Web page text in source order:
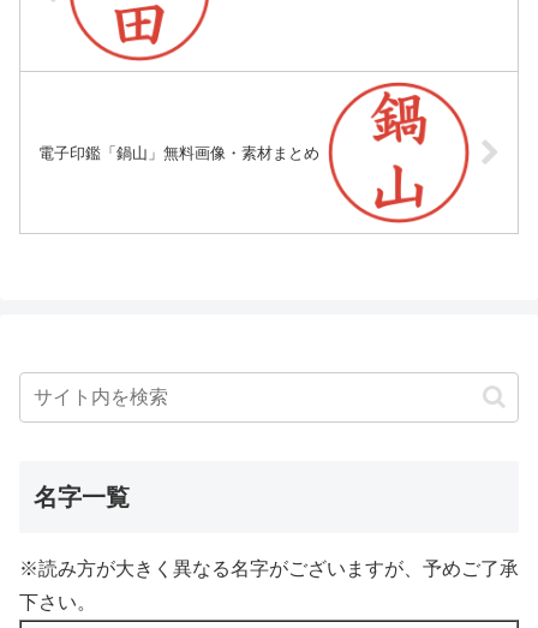
電子印鑑「鍋山」無料画像・素材まとめ
名字一覧
※読み方が大きく異なる名字がございますが、予めご了承
下さい。